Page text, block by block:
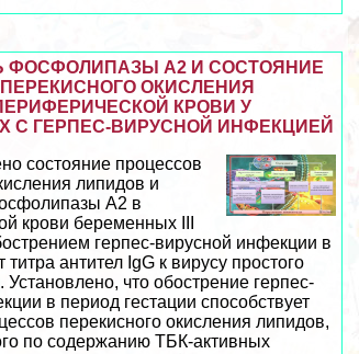
ФОСФОЛИПАЗЫ А2 И СОСТОЯНИЕ
ОКИСЛЕНИЯ
КРОВИ У
С ГЕРПЕС-ВИРУСНОЙ ИНФЕКЦИЕЙ
состояние процессов
липидов и
А2 в
крови беременных III
гepпeс-вирусной инфекции в
титра антител IgG к вирусу простого
Установлено, что обострение гepпeс-
в период гестации способствует
перекисного окисления липидов,
по содержанию ТБК-активных